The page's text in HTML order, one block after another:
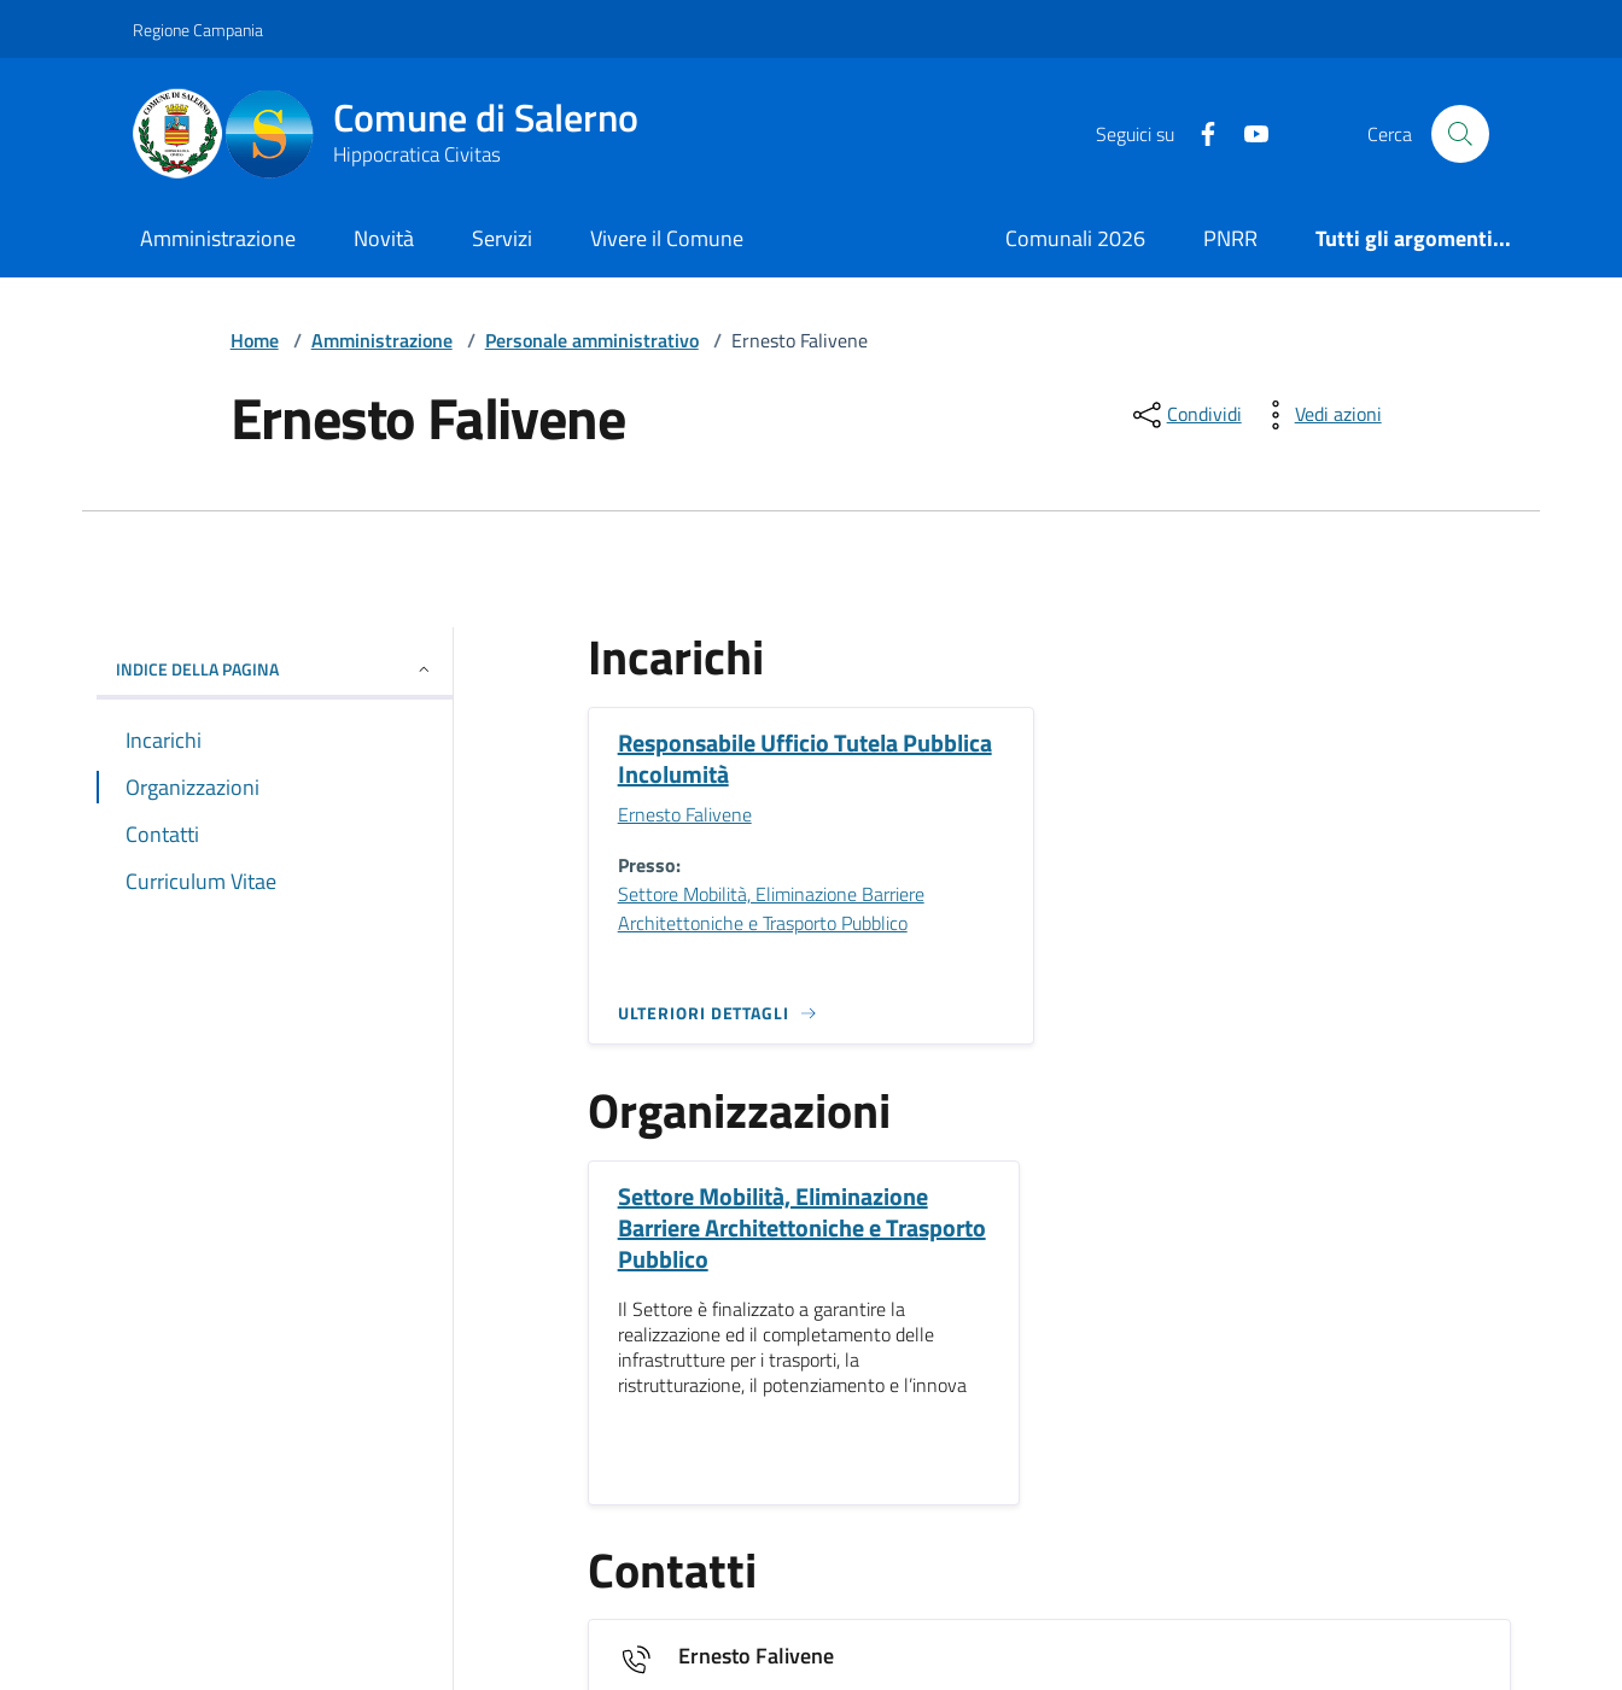
Regione Campania
Comune di Salerno
Hippocratica Civitas
Seguici su https://it-it.facebook.com/ComuneSalerno
https://www.youtube.com/user/
Cerca
Amministrazione Novità Servizi Vivere il Comune Comunali 2026 PNRR Tutti gli argomenti...
Home / Amministrazione / Personale amministrativo / Ernesto Falivene
Ernesto Falivene Condividi Vedi azioni
INDICE DELLA PAGINA
Incarichi
Organizzazioni
Contatti
Curriculum Vitae
Incarichi
Responsabile Ufficio Tutela Pubblica
Incolumità
Ernesto Falivene
Presso:
Settore Mobilità, Eliminazione Barriere
Architettoniche e Trasporto Pubblico
ULTERIORI DETTAGLI
Organizzazioni
Settore Mobilità, Eliminazione
Barriere Architettoniche e Trasporto
Pubblico
Il Settore è finalizzato a garantire la
realizzazione ed il completamento delle
infrastrutture per i trasporti, la
ristrutturazione, il potenziamento e l’innova
Contatti
Ernesto Falivene